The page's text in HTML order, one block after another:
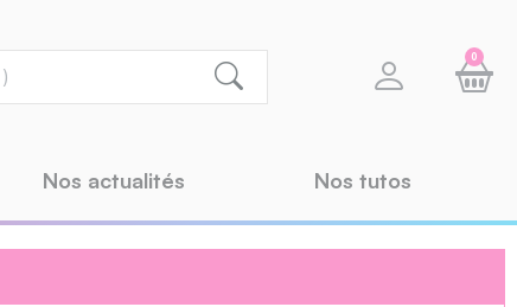
0
Nos actualités Nos tutos